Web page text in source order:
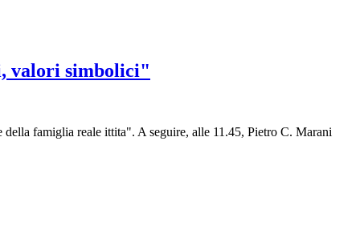
valori simbolici"
famiglia reale ittita". A seguire, alle 11.45, Pietro C. Marani